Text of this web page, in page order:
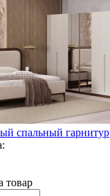
спальный гарнитур
товар